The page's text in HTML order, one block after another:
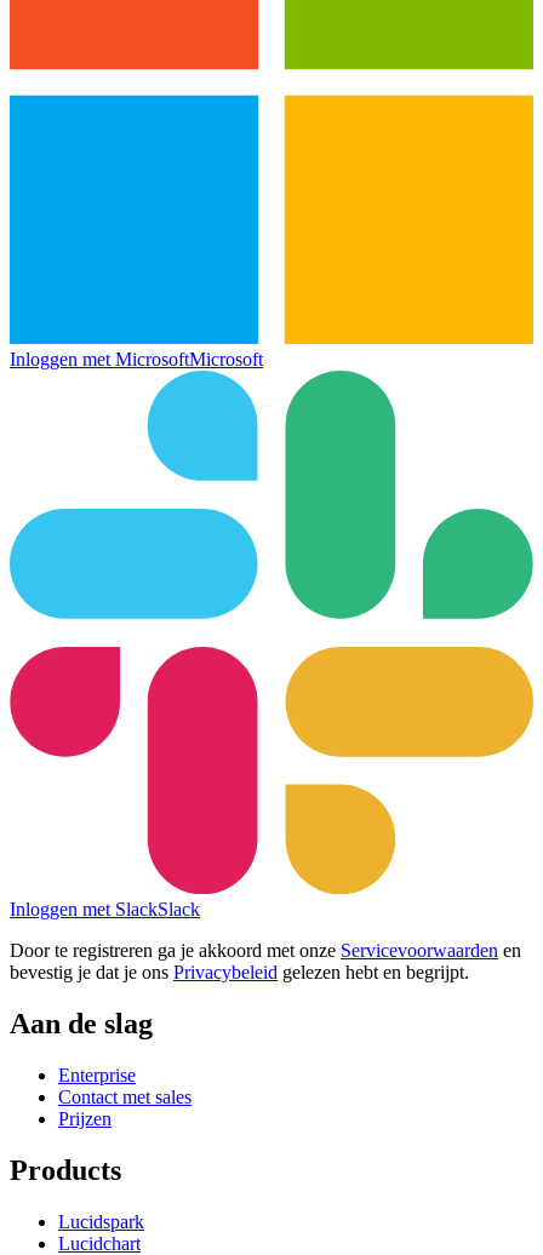
Inloggen met MicrosoftMicrosoft
Inloggen met SlackSlack
Door te registreren ga je akkoord met onze Servicevoorwaarden en
bevestig je dat je ons Privacybeleid gelezen hebt en begrijpt.
Aan de slag
Enterprise
Contact met sales
Prijzen
Products
Lucidspark
Lucidchart